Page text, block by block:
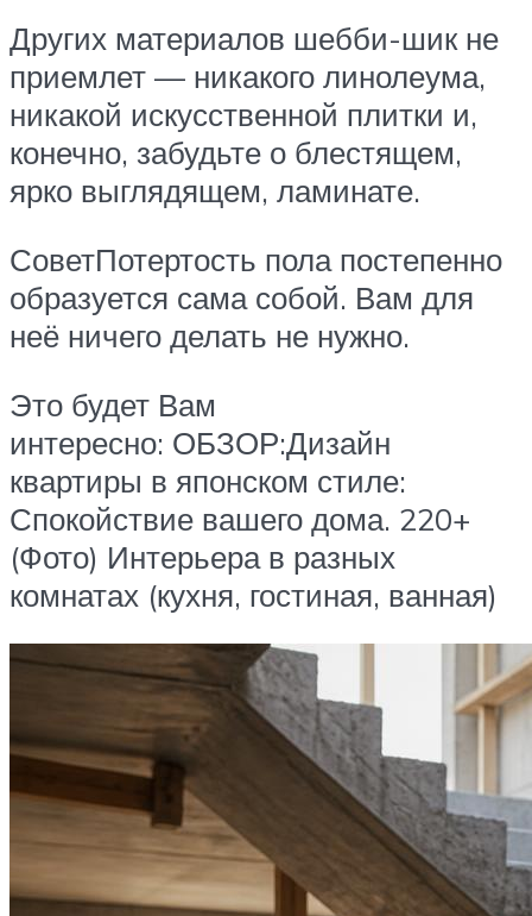
Других материалов шебби-шик не
приемлет — никакого линолеума,
никакой искусственной плитки и,
конечно, забудьте о блестящем,
ярко выглядящем, ламинате.
СоветПотертость пола постепенно
образуется сама собой. Вам для
неё ничего делать не нужно.
Это будет Вам
интересно: ОБЗОР:Дизайн
квартиры в японском стиле:
Спокойствие вашего дома. 220+
(Фото) Интерьера в разных
комнатах (кухня, гостиная, ванная)